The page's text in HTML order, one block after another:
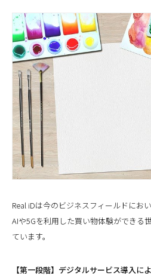
Real iDは今のビジネスフィールドにお
AIや5Gを利用した買い物体験ができる
ています。
【第一段階】デジタルサービス導入に